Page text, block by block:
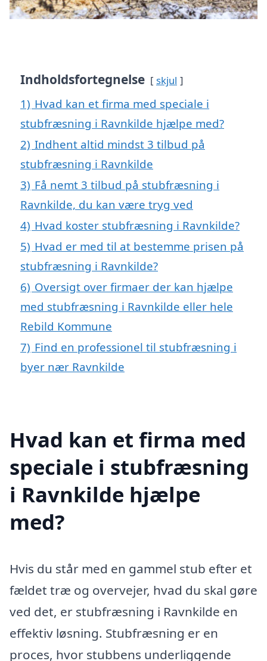
Indholdsfortegnelse skjul
1) Hvad kan et firma med speciale i
stubfræsning i Ravnkilde hjælpe med?
2) Indhent altid mindst 3 tilbud på
stubfræsning i Ravnkilde
3) Få nemt 3 tilbud på stubfræsning i
Ravnkilde, du kan være tryg ved
4) Hvad koster stubfræsning i Ravnkilde?
5) Hvad er med til at bestemme prisen på
stubfræsning i Ravnkilde?
6) Oversigt over firmaer der kan hjælpe
med stubfræsning i Ravnkilde eller hele
Rebild Kommune
7) Find en professionel til stubfræsning i
byer nær Ravnkilde
Hvad kan et firma med
speciale i stubfræsning
i Ravnkilde hjælpe
med?
Hvis du står med en gammel stub efter et
fældet træ og overvejer, hvad du skal gøre
ved det, er stubfræsning i Ravnkilde en
effektiv løsning. Stubfræsning er en
proces, hvor stubbens underliggende